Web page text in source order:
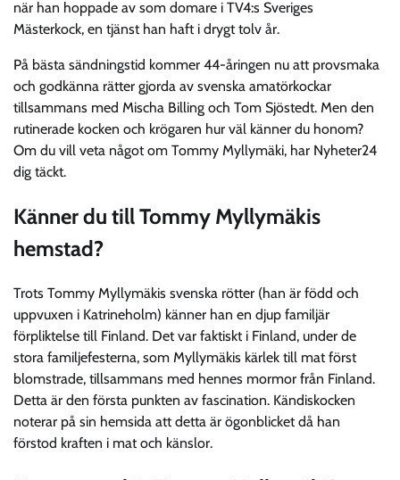
när han hoppade av som domare i TV4:s Sveriges
Mästerkock, en tjänst han haft i drygt tolv år.
På bästa sändningstid kommer 44-åringen nu att provsmaka
och godkänna rätter gjorda av svenska amatörkockar
tillsammans med Mischa Billing och Tom Sjöstedt. Men den
rutinerade kocken och krögaren hur väl känner du honom?
Om du vill veta något om Tommy Myllymäki, har Nyheter24
dig täckt.
Känner du till Tommy Myllymäkis
hemstad?
Trots Tommy Myllymäkis svenska rötter (han är född och
uppvuxen i Katrineholm) känner han en djup familjär
förpliktelse till Finland. Det var faktiskt i Finland, under de
stora familjefesterna, som Myllymäkis kärlek till mat först
blomstrade, tillsammans med hennes mormor från Finland.
Detta är den första punkten av fascination. Kändiskocken
noterar på sin hemsida att detta är ögonblicket då han
förstod kraften i mat och känslor.